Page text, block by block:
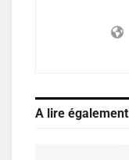
A lire également